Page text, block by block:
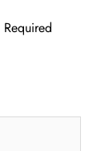
Required